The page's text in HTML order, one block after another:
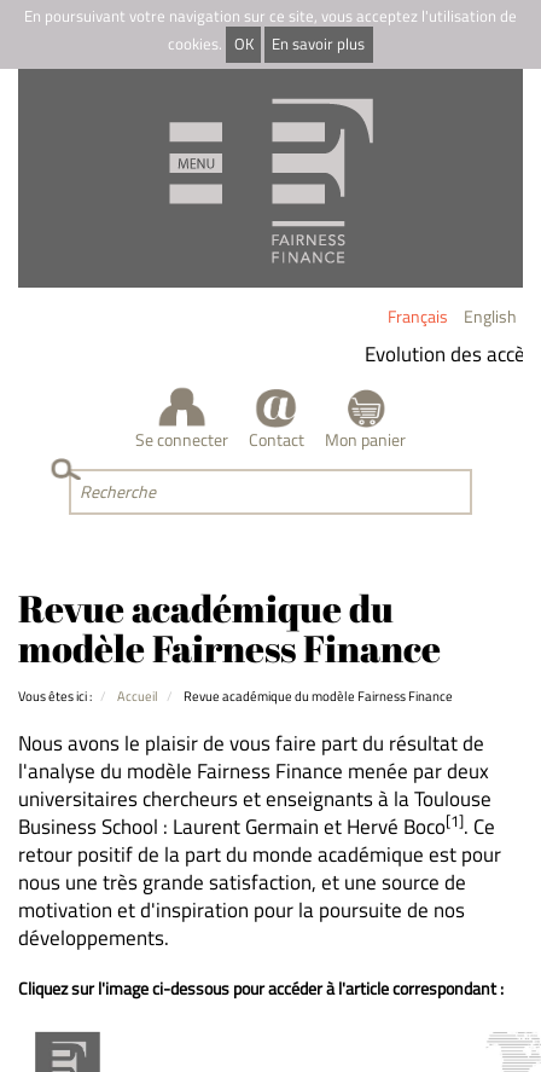
En poursuivant votre navigation sur ce site, vous acceptez l'utilisation de
cookies. OK En savoir plus
Français English
Evolution des
Se connecter Contact Mon panier
Revue académique du
modèle Fairness Finance
Vous êtes ici : Accueil Revue académique du modèle Fairness Finance
Nous avons le plaisir de vous faire part du résultat de
l'analyse du modèle Fairness Finance menée par deux
universitaires chercheurs et enseignants à la Toulouse
Business School : Laurent Germain et Hervé Boco[1]. Ce
retour positif de la part du monde académique est pour
nous une très grande satisfaction, et une source de
motivation et d'inspiration pour la poursuite de nos
développements.
Cliquez sur l'image ci-dessous pour accéder à l'article correspondant :